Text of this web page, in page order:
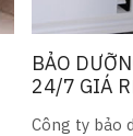
BẢO
24/7 GIÁ
Công ty bảo